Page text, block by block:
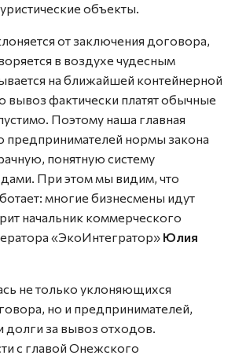
объекты.
от заключения договора,
в воздухе чудесным
на ближайшей контейнерной
вывоз фактически платят обычные
Поэтому наша главная
предпринимателей нормы закона
понятную систему
При этом мы видим, что
многие бизнесмены идут
начальник коммерческого
«ЭкоИнтегратор» Юлия
не только уклоняющихся
но и предпринимателей,
долги за вывоз отходов.
с главой Онежского